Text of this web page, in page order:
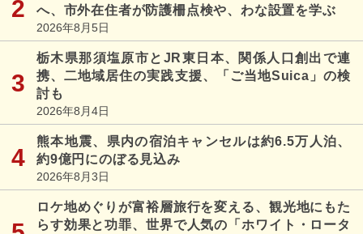
へ、市外在住者が防護柵点検や、わな設置を学ぶ
2026年8月5日
栃木県那須塩原市とJR東日本、関係人口創出で連
携、二地域居住の実践支援、「ご当地Suica」の検
討も
2026年8月4日
熊本地震、県内の宿泊キャンセルは約6.5万人泊、
約9億円にのぼる見込み
2026年8月3日
ロケ地めぐりが富裕層旅行を変える、観光地にもた
らす効果と功罪、世界で人気の「ホワイト・ロータ